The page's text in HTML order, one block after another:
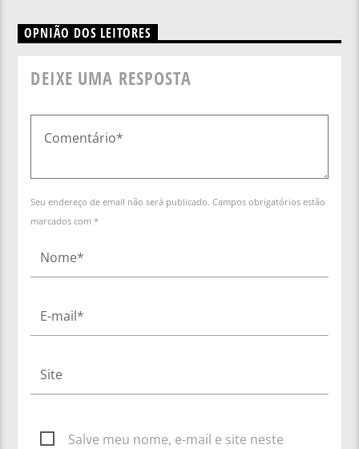
OPNIÃO DOS LEITORES
DEIXE UMA RESPOSTA
Seu endereço de email não será publicado. Campos obrigatórios estão
marcados com *
Salve meu nome, e-mail e site neste